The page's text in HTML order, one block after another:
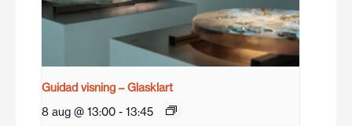
Guidad visning – Glasklart
8 aug @ 13:00 - 13:45